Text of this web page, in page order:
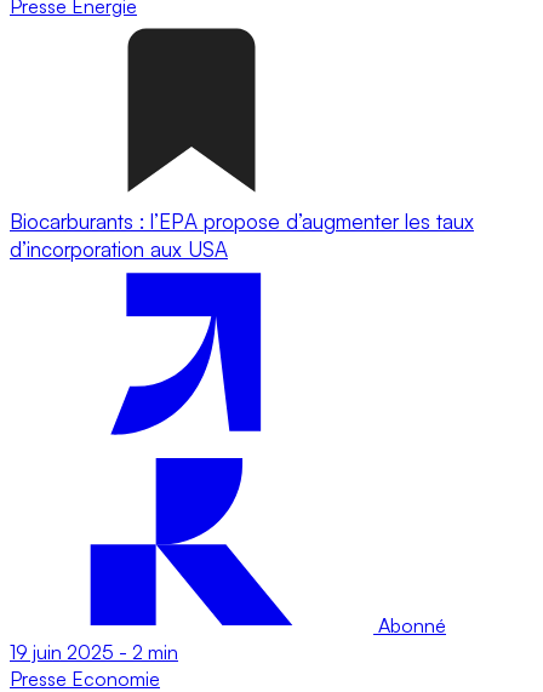
Presse Energie
Biocarburants : l’EPA propose d’augmenter les taux
d’incorporation aux USA
Abonné
19 juin 2025 - 2 min
Presse Economie